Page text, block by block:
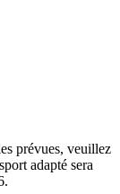
prévues, veuillez
adapté sera